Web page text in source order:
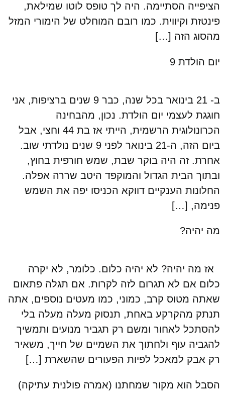
הציפייה הסתיימה. היה לך טופס לוטו שמילאת,
פינטזת וקיווית. כמו רובם המוחלט של הימורי המזל
מהסוג הזה […]
יום הולדת 9
ב- 21 בינואר בכל שנה, כבר 9 שנים ברציפות, אני
חוגגת לעצמי יום הולדת. נכון, מהבחינה
הכרונולוגית הרשמית, הייתי אז בת 44 וחצי, אבל
ביום הזה, ה-21 בינואר לפני 9 שנים נולדתי שוב.
אחרת. זה היה בוקר שבת, שמש חורפית בחוץ,
ובתוך הבית הגדול והמוקפד היטב שררה אפלה.
החלונות הענקיים דווקא הכניסו יפה את השמש
פנימה, […]
מה יהיה?
אז מה יהיה? לא יהיה כלום. כלומר, לא יקרה
כלום אם לא תגרום לזה לקרות. אם תגלה פתאום
שאתה מטוס קרב, כמוני, כמו מעטים נוספים, אתה
תנתק מהקרקע באחת, תנסוק מעלה מעלה בלי
להסתכל לאחור ומשם רק תגביר מנועים ותמשיך
להגביה עוף ולחתוך את השמיים של חייך, משאיר
רק אבק למאכל לפיות הפעורים שהשארת […]
הסבל הוא מקור שמחתנו (אמרה פולנית עתיקה)